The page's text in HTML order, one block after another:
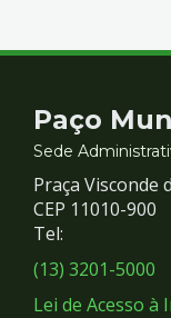
e
Redes
Sociais
Paço
Sede
Praça Visconde
CEP 11010-900
Tel:
(13) 3201-5000
Lei de Acesso à